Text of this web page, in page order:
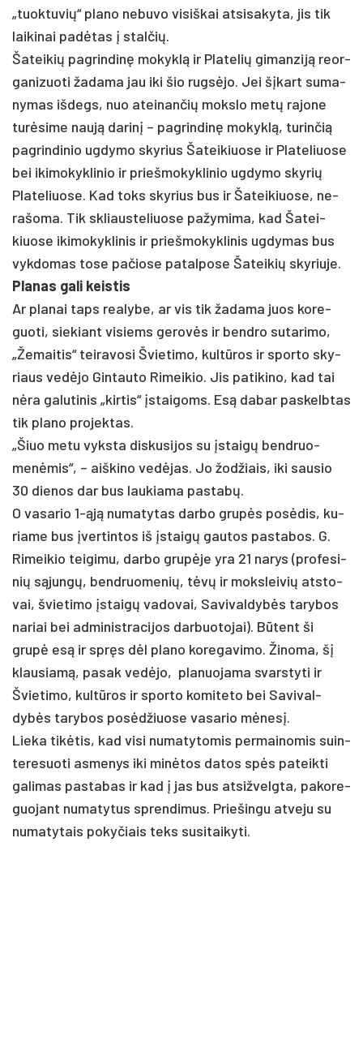
„tuok­tu­vių“ pla­no ne­bu­vo vi­siš­kai at­si­sa­ky­ta, jis tik
lai­ki­nai pa­dėtas į stal­čių.
Ša­tei­kių pa­grin­dinę mo­kyklą ir Pla­te­lių gi­man­ziją reor­
ga­ni­zuo­ti ža­da­ma jau iki šio rugsė­jo. Jei šįkart su­ma­
ny­mas iš­degs, nuo atei­nan­čių moks­lo metų ra­jo­ne
turė­si­me naują da­rinį – pa­grin­dinę mo­kyklą, tu­rin­čią
pa­grin­di­nio ug­dy­mo sky­rius Ša­tei­kiuo­se ir Pla­te­liuo­se
bei iki­mo­kyk­li­nio ir prie­šmo­kyk­li­nio ug­dy­mo sky­rių
Pla­te­liuo­se. Kad toks sky­rius bus ir Ša­tei­kiuo­se, ne­
ra­šo­ma. Tik skliaus­te­liuo­se pa­žy­mi­ma, kad Ša­tei­
kiuo­se iki­mo­kyk­li­nis ir prie­šmo­kyk­li­nis ug­dy­mas bus
vyk­do­mas to­se pa­čio­se pa­tal­po­se Ša­tei­kių sky­riu­je.
Pla­nas ga­li keis­tis
Ar pla­nai taps rea­ly­be, ar vis tik ža­da­ma juos ko­re­
guo­ti, sie­kiant vi­siems ge­rovės ir bend­ro su­ta­ri­mo,
„Že­mai­tis“ tei­ra­vo­si Švie­ti­mo, kultū­ros ir spor­to sky­
riaus vedė­jo Gin­tau­to Ri­mei­kio. Jis pa­ti­ki­no, kad tai
nėra ga­lu­ti­nis „kir­tis“ įstai­goms. Esą da­bar pa­skelb­tas
tik pla­no pro­jek­tas.
„Šiuo me­tu vyks­ta dis­ku­si­jos su įstaigų bend­ruo­
menė­mis“, – aiš­ki­no vedė­jas. Jo žod­žiais, iki sau­sio
30 die­nos dar bus lau­kia­ma pa­stabų.
O va­sa­rio 1-ąją nu­ma­ty­tas dar­bo grupės po­sėdis, ku­
ria­me bus įver­tin­tos iš įstaigų gau­tos pa­sta­bos. G.
Ri­mei­kio tei­gi­mu, dar­bo grupė­je yra 21 na­rys (pro­fe­si­
nių sąjungų, bend­ruo­me­nių, tėvų ir moks­lei­vių at­sto­
vai, švie­ti­mo įstaigų va­do­vai, Sa­vi­val­dybės ta­ry­bos
na­riai bei ad­mi­nist­ra­ci­jos dar­buo­to­jai). Būtent ši
grupė esą ir spręs dėl pla­no ko­re­ga­vi­mo. Ži­no­ma, šį
klau­siamą, pa­sak vedė­jo, pla­nuo­ja­ma svars­ty­ti ir
Švie­ti­mo, kultū­ros ir spor­to ko­mi­te­to bei Sa­vi­val­
dybės ta­ry­bos po­sėdžiuo­se va­sa­rio mėnesį.
Lie­ka tikė­tis, kad vi­si nu­ma­ty­to­mis per­mai­no­mis suin­
te­re­suo­ti as­me­nys iki minė­tos da­tos spės pa­teik­ti
ga­li­mas pa­sta­bas ir kad į jas bus at­si­žvelg­ta, pa­ko­re­
guo­jant nu­ma­ty­tus spren­di­mus. Prie­šin­gu at­ve­ju su
nu­ma­ty­tais po­ky­čiais teks su­si­tai­ky­ti.